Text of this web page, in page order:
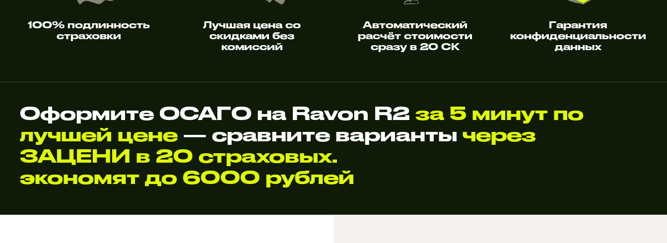
100% подлинность
страховки
Лучшая цена со
скидками без
комиссий
Автоматический
расчёт стоимости
сразу в 20 СК
Гарантия
конфиденциальности
данных
Оформите ОСАГО на Ravon R2 за 5 минут по
лучшей цене — сравните варианты через
ЗАЦЕНИ в 20 страховых.
экономят до 6000 рублей